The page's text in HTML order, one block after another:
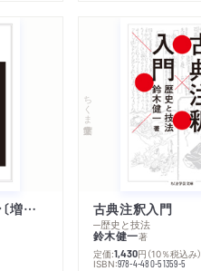
ウィトゲンシュタイン〔増補新版〕
ちくま学芸文庫
古典注釈入門
─歴史と技法
鈴木健一著
定価:1,430円 （10％税込み）
ISBN:978-4-480-51359-5